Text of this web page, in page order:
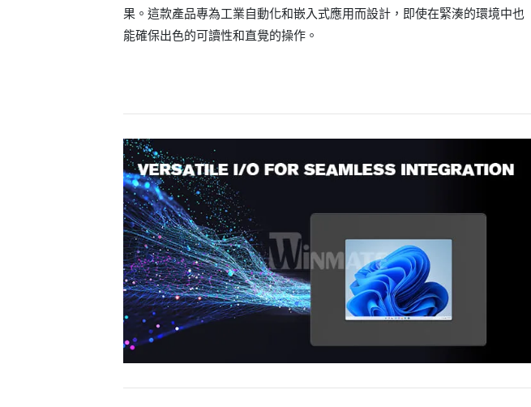
果。這款產品專為工業自動化和嵌入式應用而設計，即使在緊湊的環境中也
能確保出色的可讀性和直覺的操作。